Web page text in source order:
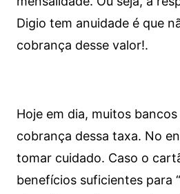
Digio tem anuidade é que
cobrança desse valor!.
Hoje em dia, muitos
cobrança dessa taxa. No
tomar cuidado. Caso o
benefícios suficientes para